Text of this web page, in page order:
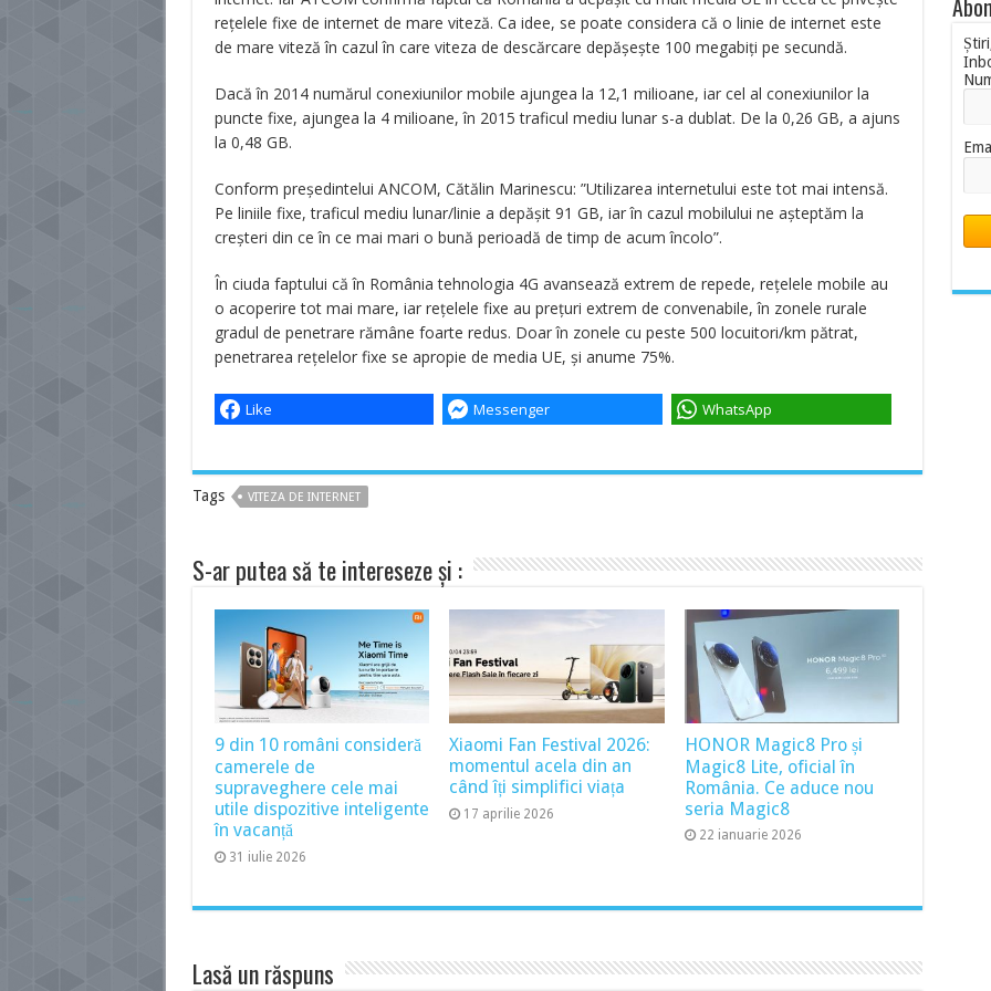
rețelele fixe de internet de mare viteză. Ca idee, se poate considera că o linie de internet este
de mare viteză în cazul în care viteza de descărcare depășește 100 megabiți pe secundă.
Dacă în 2014 numărul conexiunilor mobile ajungea la 12,1 milioane, iar cel al conexiunilor la
puncte fixe, ajungea la 4 milioane, în 2015 traficul mediu lunar s-a dublat. De la 0,26 GB, a ajuns
la 0,48 GB.
Conform președintelui ANCOM, Cătălin Marinescu: ”Utilizarea internetului este tot mai intensă.
Pe liniile fixe, traficul mediu lunar/linie a depăşit 91 GB, iar în cazul mobilului ne aşteptăm la
creşteri din ce în ce mai mari o bună perioadă de timp de acum încolo”.
În ciuda faptului că în România tehnologia 4G avansează extrem de repede, rețelele mobile au
o acoperire tot mai mare, iar rețelele fixe au prețuri extrem de convenabile, în zonele rurale
gradul de penetrare rămâne foarte redus. Doar în zonele cu peste 500 locuitori/km pătrat,
penetrarea rețelelor fixe se apropie de media UE, și anume 75%.
Like Messenger WhatsApp
Tags VITEZA DE INTERNET
S-ar putea să te intereseze și :
9 din 10 români consideră
camerele de
supraveghere cele mai
utile dispozitive inteligente
în vacanță
31 iulie 2026
Xiaomi Fan Festival 2026:
momentul acela din an
când îți simplifici viața
17 aprilie 2026
HONOR Magic8 Pro și
Magic8 Lite, oficial în
România. Ce aduce nou
seria Magic8
22 ianuarie 2026
Lasă un răspuns